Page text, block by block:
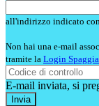
all'indirizzo indicato
Non hai una e-mail
tramite la Login
E-mail inviata, si